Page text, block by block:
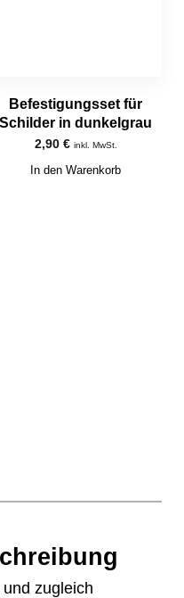
Befestigungsset für
Schilder in dunkelgrau
2,90 € inkl. MwSt.
In den Warenkorb
zugleich